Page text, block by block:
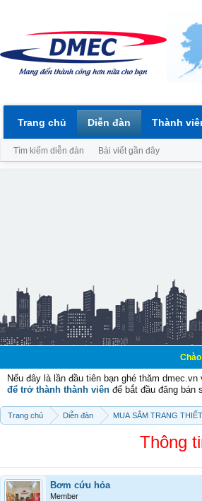
Chào mừng các bạn
Nếu đây là lần đầu tiên bạn ghé thăm
để trở thành thành viên để bắt đầu đăng bán
Trang chủ Diễn đàn MUA SẮM TRANG
Thông
Bơm cứu hỏa
Member
Trang chủ Diễn đàn
Tìm kiếm diễn đàn Bài viết gần đây
Thành